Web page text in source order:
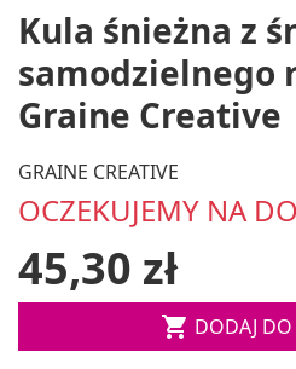
Kula śnieżna z
samodzielnego
Graine Creative
GRAINE CREATIVE
OCZEKUJEMY NA
45,30 zł
 DODAJ